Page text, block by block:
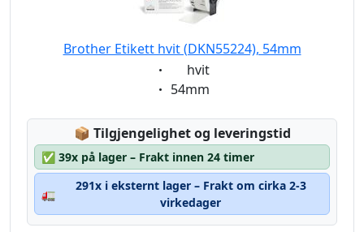
Brother Etikett hvit (DKN55224), 54mm
Eigenschaft:
hvit
Eigenschaft:
54mm
📦 Lagerstatus:
Tilgjengelighet og leveringstid
✅ 39x på lager – Frakt innen 24 timer
🚛
291x i eksternt lager – Frakt om cirka 2-3
virkedager